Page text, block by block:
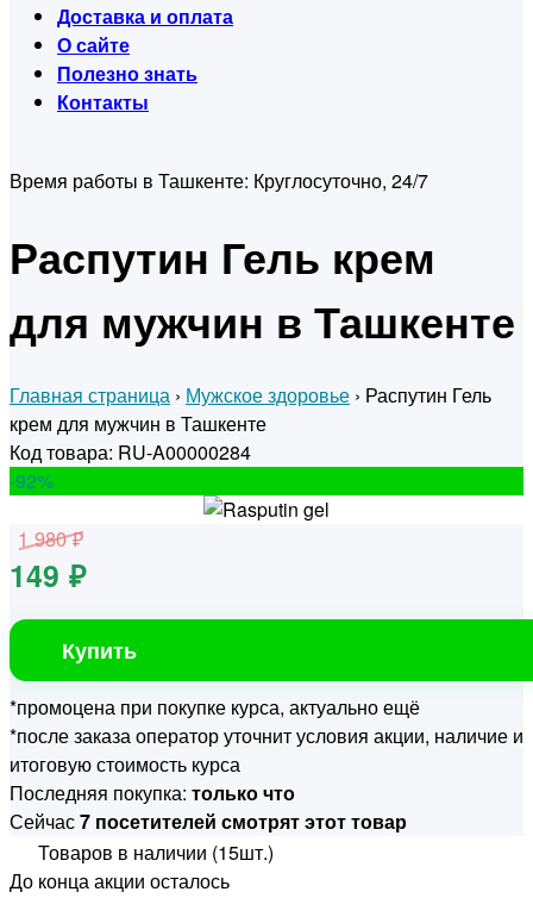
Доставка и оплата
О сайте
Полезно знать
Контакты
Время работы в Ташкенте: Круглосуточно, 24/7
Распутин Гель крем
для мужчин в Ташкенте
Главная страница › Мужское здоровье › Распутин Гель
крем для мужчин в Ташкенте
Код товара: RU-A00000284
-92%
1 980 ₽
149 ₽
Купить
*промоцена при покупке курса, актуально ещё
*после заказа оператор уточнит условия акции, наличие и
итоговую стоимость курса
Последняя покупка: только что
Сейчас7 посетителей смотрят этот товар
Товаров в наличии (15шт.)
До конца акции осталось